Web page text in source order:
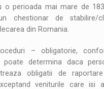
o perioada mai mare de
chestionar de stabilire/
din Romania.
– obligatorie,
poate determina daca
obligatii de
veniturile care isi